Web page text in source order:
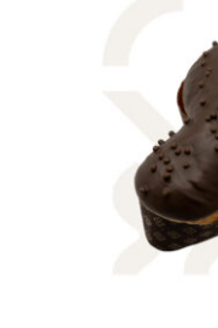
DETTAGLI